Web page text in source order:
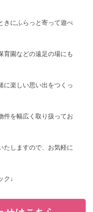
きにふらっと寄って遊べ
育園などの遠足の場にも
に楽しい思い出をつくっ
件を幅広く取り扱ってお
たしますので、お気軽に
ク↓